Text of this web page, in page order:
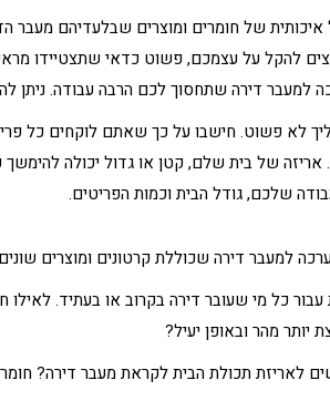
של חומרים ומוצרים שבלעדיהם מעבר
להקל על עצמכם, פשוט כדאי שתצטיידו
למעבר דירה שתחסוך לכם הרבה עבודה. ניתן
לא פשוט. חישבו על כך שאתם לוקחים כל
אריזה של בית שלם, קטן או גדול יכולה להימשך
שלכם, גודל הבית וכמות הפריטים.
למעבר דירה שכוללת קרטונים ומוצרים
כל מי שעובר דירה בקרוב או בעתיד. לאילו
יותר מהר ובאופן יעיל?
לאריזת תכולת הבית לקראת מעבר דירה?